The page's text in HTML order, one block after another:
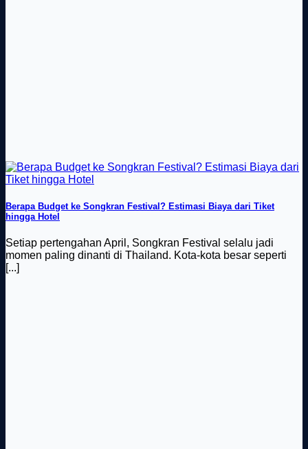
Berapa Budget ke Songkran Festival? Estimasi Biaya dari Tiket
hingga Hotel
Setiap pertengahan April, Songkran Festival selalu jadi
momen paling dinanti di Thailand. Kota-kota besar seperti
[...]